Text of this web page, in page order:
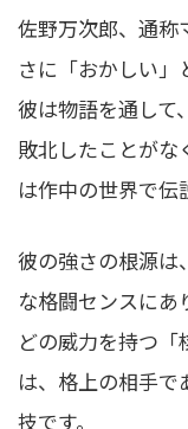
佐野万次郎、通称
さに「おかしい」
彼は物語を通して
敗北したことがな
は作中の世界で伝
彼の強さの根源は
な格闘センスにあ
どの威力を持つ
は、格上の相手
技です。